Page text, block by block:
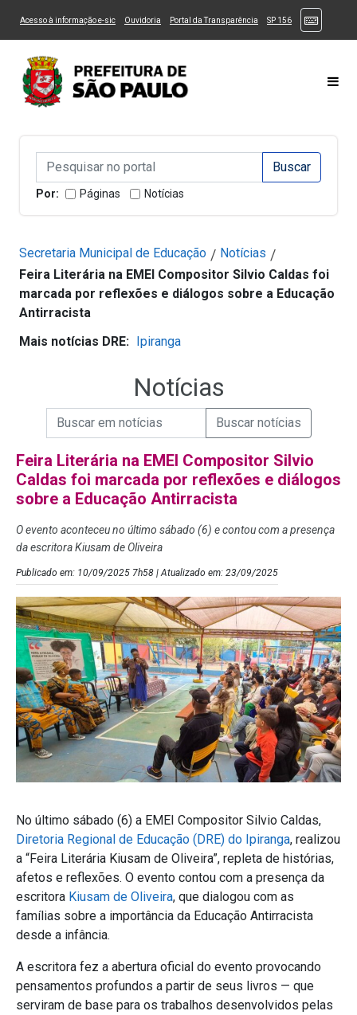
Ir ao Conteúdo Ir para menu principal Ir para busca 3
Alternar Alto Contraste
Acesso à informação e-sic(Link para um novo sítio)
Ouvidoria (Link para um novo sítio)
Portal da Transparência (Link para um novo sítio)
SP 156(Link para um
Campo de Busca de informações
Campo de Busca de informações Enviar a Busca
Por: Páginas Notícias
Secretaria Municipal de Educação / Notícias /
Feira Literária na EMEI Compositor Silvio Caldas foi
marcada por reflexões e diálogos sobre a Educação
Antirracista
Mais notícias DRE: Ipiranga
Notícias
Campo de Busca de Notícias
Campo de Busca de informaçõesEnviar a Busca de Notícias
Feira Literária na EMEI Compositor Silvio
Caldas foi marcada por reflexões e diálogos
sobre a Educação Antirracista
O evento aconteceu no último sábado (6) e contou com a presença
da escritora Kiusam de Oliveira
Publicado em: 10/09/2025 7h58 | Atualizado em: 23/09/2025
No último sábado (6) a EMEI Compositor Silvio Caldas,
Diretoria Regional de Educação (DRE) do Ipiranga, realizou
a “Feira Literária Kiusam de Oliveira”, repleta de histórias,
afetos e reflexões. O evento contou com a presença da
escritora Kiusam de Oliveira, que dialogou com as
famílias sobre a importância da Educação Antirracista
desde a infância.
A escritora fez a abertura oficial do evento provocando
pensamentos profundos a partir de seus livros — que
serviram de base para os trabalhos desenvolvidos pelas